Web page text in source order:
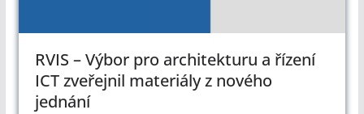
RVIS – Výbor pro architekturu a řízení
ICT zveřejnil materiály z nového
jednání